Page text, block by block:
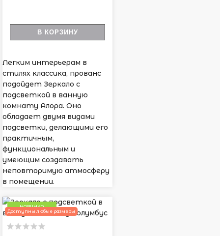
В КОРЗИНУ
Легким интерьерам в
стилях классика, прованс
подойдет Зеркало с
подсветкой в ванную
комнату Алора. Оно
обладает двумя видами
подсветки, делающими его
практичным,
функциональным и
умеющим создавать
неповторимую атмосферу
в помещении.
НОВИНКА
Доступны любые размеры